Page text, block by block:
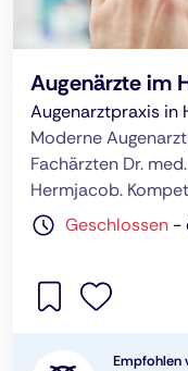
Augenärzte im
Augenarztpraxis in
Moderne
Fachärzten Dr.
Hermjacob.
Geschlossen -
Empfohlen